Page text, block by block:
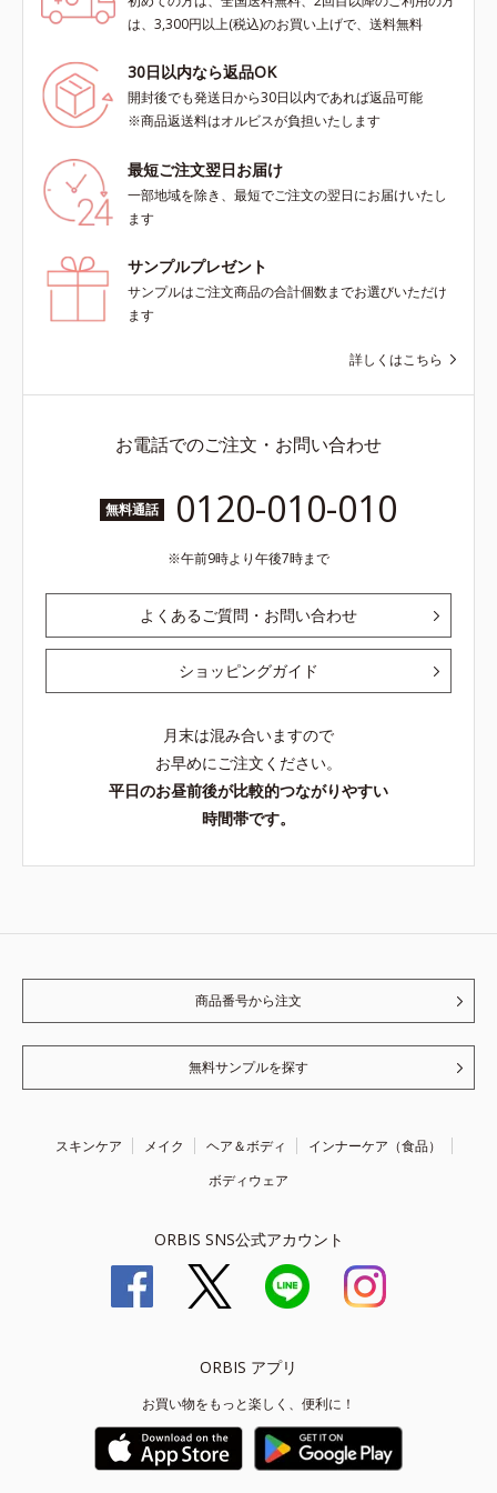
は、3,300円以上(税込)のお買い上げで、送料無料
30日以内なら返品OK
開封後でも発送日から30日以内であれば返品可能
※商品返送料はオルビスが負担いたします
最短ご注文翌日お届け
一部地域を除き、最短でご注文の翌日にお届けいたし
ます
サンプルプレゼント
サンプルはご注文商品の合計個数までお選びいただけ
ます
詳しくはこちら
お電話でのご注文・お問い合わせ
無料通話 0120-010-010
午前9時より午後7時まで
よくあるご質問・お問い合わせ
ショッピングガイド
月末は混み合いますので
お早めにご注文ください。
平日のお昼前後が比較的つながりやすい
時間帯です。
商品番号から注文
無料サンプルを探す
スキンケア メイク ヘア＆ボディ
インナーケア（食品）
ボディウェア
ORBIS SNS公式アカウント
ORBIS アプリ
お買い物をもっと楽しく、便利に！